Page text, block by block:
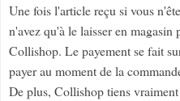
Une fois l'article reçu si vous
n'avez qu'à le laisser en
Collishop. Le payement se fait
payer au moment de la
De plus, Collishop tiens